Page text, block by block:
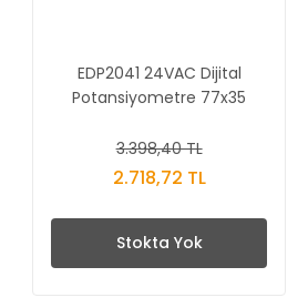
EDP2041 24VAC Dijital
Potansiyometre 77x35
3.398,40 TL
2.718,72 TL
Stokta Yok